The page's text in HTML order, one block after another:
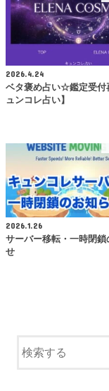
2026.4.24
ベタ褒め占い☆鑑定受付
ュンコレ占い】
2026.1.26
サーバー移転・一時閉鎖
せ